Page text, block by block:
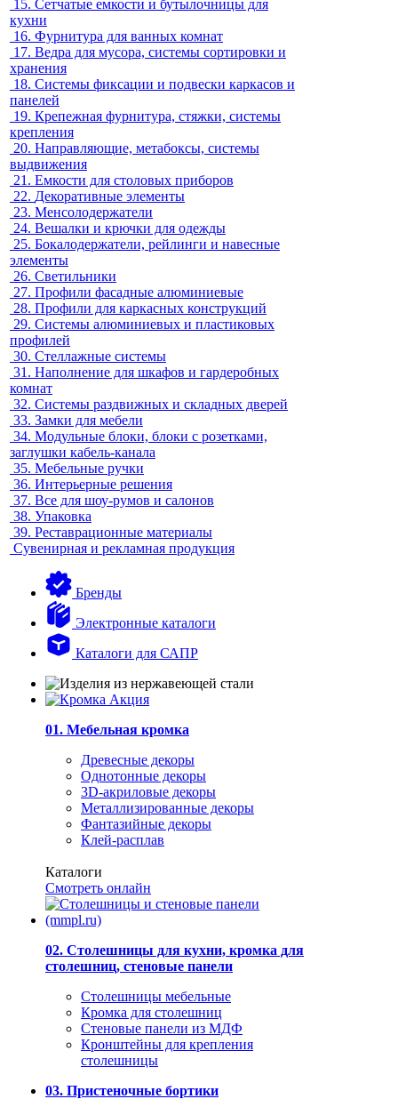
15. Сетчатые емкости и бутылочницы для
кухни
16. Фурнитура для ванных комнат
17. Ведра для мусора, системы сортировки и
хранения
18. Системы фиксации и подвески каркасов и
панелей
19. Крепежная фурнитура, стяжки, системы
крепления
20. Направляющие, метабоксы, системы
выдвижения
21. Емкости для столовых приборов
22. Декоративные элементы
23. Менсолодержатели
24. Вешалки и крючки для одежды
25. Бокалодержатели, рейлинги и навесные
элементы
26. Светильники
27. Профили фасадные алюминиевые
28. Профили для каркасных конструкций
29. Системы алюминиевых и пластиковых
профилей
30. Стеллажные системы
31. Наполнение для шкафов и гардеробных
комнат
32. Системы раздвижных и складных дверей
33. Замки для мебели
34. Модульные блоки, блоки с розетками,
заглушки кабель-канала
35. Мебельные ручки
36. Интерьерные решения
37. Все для шоу-румов и салонов
38. Упаковка
39. Реставрационные материалы
Сувенирная и рекламная продукция
Бренды
Электронные каталоги
Каталоги для САПР
01. Мебельная кромка
Древесные декоры
Однотонные декоры
3D-акриловые декоры
Металлизированные декоры
Фантазийные декоры
Клей-расплав
Каталоги
Смотреть онлайн
02. Столешницы для кухни, кромка для
столешниц, стеновые панели
Столешницы мебельные
Кромка для столешниц
Стеновые панели из МДФ
Кронштейны для крепления
столешницы
03. Пристеночные бортики